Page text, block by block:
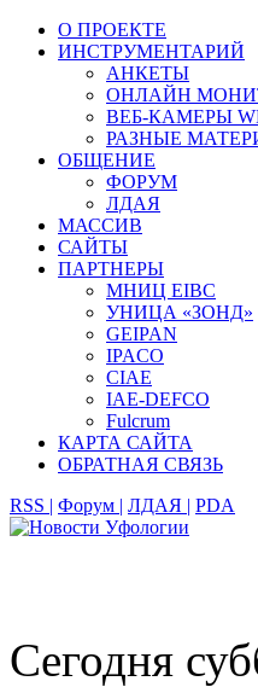
О ПРОЕКТЕ
ИНСТРУМЕНТАРИЙ
АНКЕТЫ
ОНЛАЙН
ВЕБ-КАМЕРЫ
РАЗНЫЕ
ОБЩЕНИЕ
ФОРУМ
ЛДАЯ
МАССИВ
САЙТЫ
ПАРТНЕРЫ
МНИЦ EIBC
УНИЦА «ЗОНД»
GEIPAN
IPACO
CIAE
IAE-DEFCO
Fulcrum
КАРТА САЙТА
ОБРАТНАЯ СВЯЗЬ
RSS | Форум | ЛДАЯ | PDA
Сегодня